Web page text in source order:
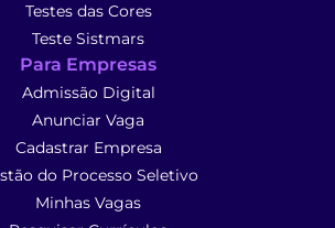
Testes das Cores
Teste Sistmars
Para Empresas
Admissão Digital
Anunciar Vaga
Cadastrar Empresa
do Processo Seletivo
Minhas Vagas